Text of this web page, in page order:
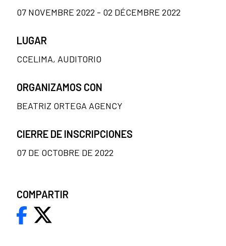
07 NOVEMBRE 2022 - 02 DÉCEMBRE 2022
LUGAR
CCELIMA, AUDITORIO
ORGANIZAMOS CON
BEATRIZ ORTEGA AGENCY
CIERRE DE INSCRIPCIONES
07 DE OCTOBRE DE 2022
COMPARTIR